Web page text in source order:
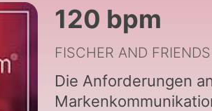
120 bpm
FISCHER AND FRIENDS
Die Anforderungen